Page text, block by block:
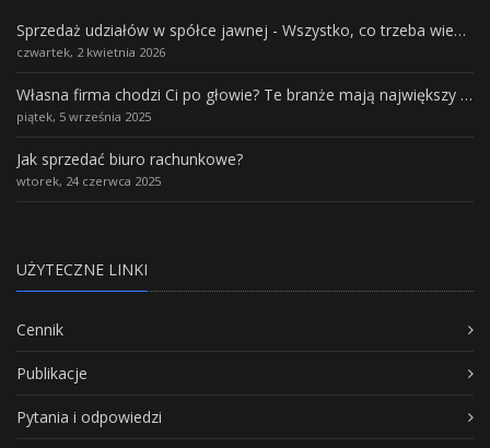
Sprzedaż udziałów w spółce jawnej - Wszystko, co trzeba wiedzieć.
czwartek, 2 kwietnia 2026
Własna firma chodzi Ci po głowie? Te branże mają największy potencjał rozwoju
piątek, 5 września 2025
Jak sprzedać biuro rachunkowe?
wtorek, 24 czerwca 2025
UŻYTECZNE LINKI
Cennik
Publikacje
Pytania i odpowiedzi